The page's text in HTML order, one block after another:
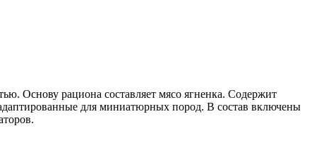
Основу рациона составляет мясо ягненка. Содержит
для миниатюрных пород. В состав включены